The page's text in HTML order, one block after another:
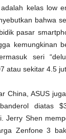
kelas low
bahwa
pasar
kemungkinan
seri
atau sekitar 4.5
China, ASUS
diatas
Jerry Shen
Zenfone 3